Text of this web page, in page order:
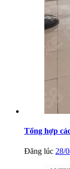
Tổng hợp
Đăng lúc 28/